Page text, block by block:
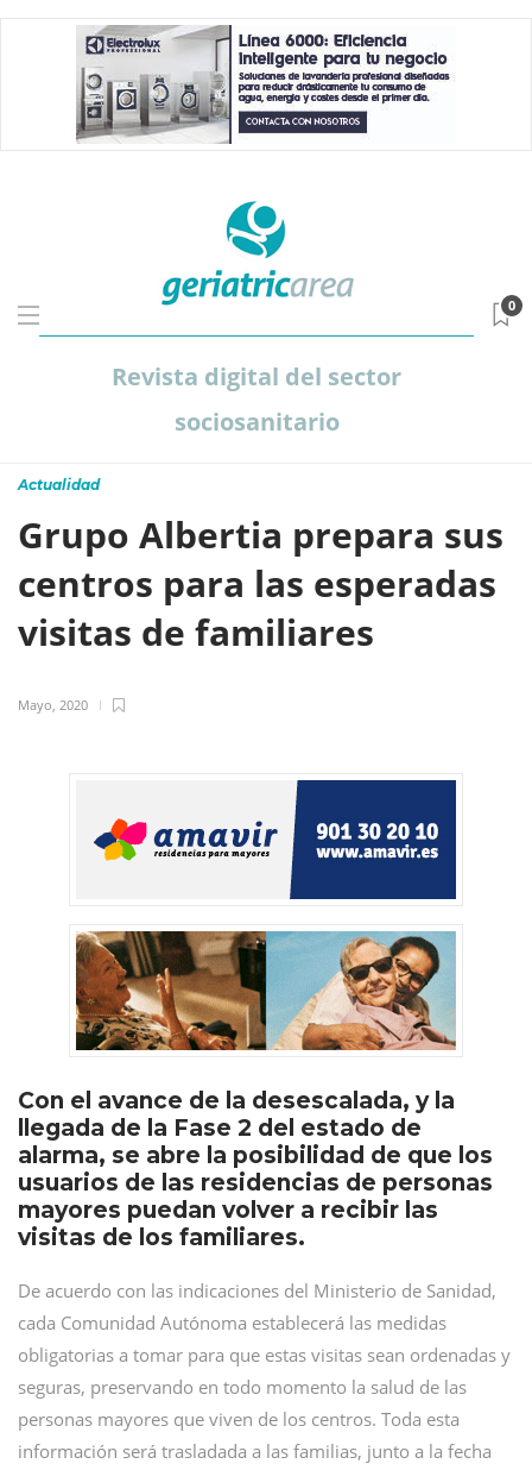
Revista digital del sector
sociosanitario
0
Actualidad
Grupo Albertia prepara sus
centros para las esperadas
visitas de familiares
Mayo, 2020
Con el avance de la desescalada, y la
llegada de la Fase 2 del estado de
alarma, se abre la posibilidad de que los
usuarios de las residencias de personas
mayores puedan volver a recibir las
visitas de los familiares.
De acuerdo con las indicaciones del Ministerio de Sanidad,
cada Comunidad Autónoma establecerá las medidas
obligatorias a tomar para que estas visitas sean ordenadas y
seguras, preservando en todo momento la salud de las
personas mayores que viven de los centros. Toda esta
información será trasladada a las familias, junto a la fecha